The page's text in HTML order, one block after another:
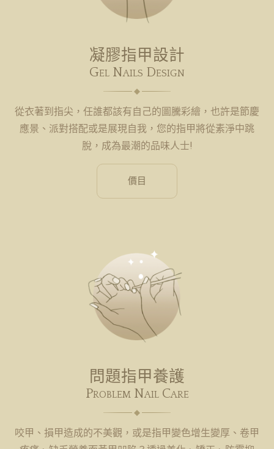
凝膠指甲設計
Gel Nails Design
從衣著到指尖，任誰都該有自己的圖騰彩繪，也許是節慶
應景、派對搭配或是展現自我，您的指甲將從素淨中跳
脫，成為最潮的品味人士!
價目
問題指甲養護
Problem Nail Care
咬甲、損甲造成的不美觀，或是指甲變色增生變厚、卷甲